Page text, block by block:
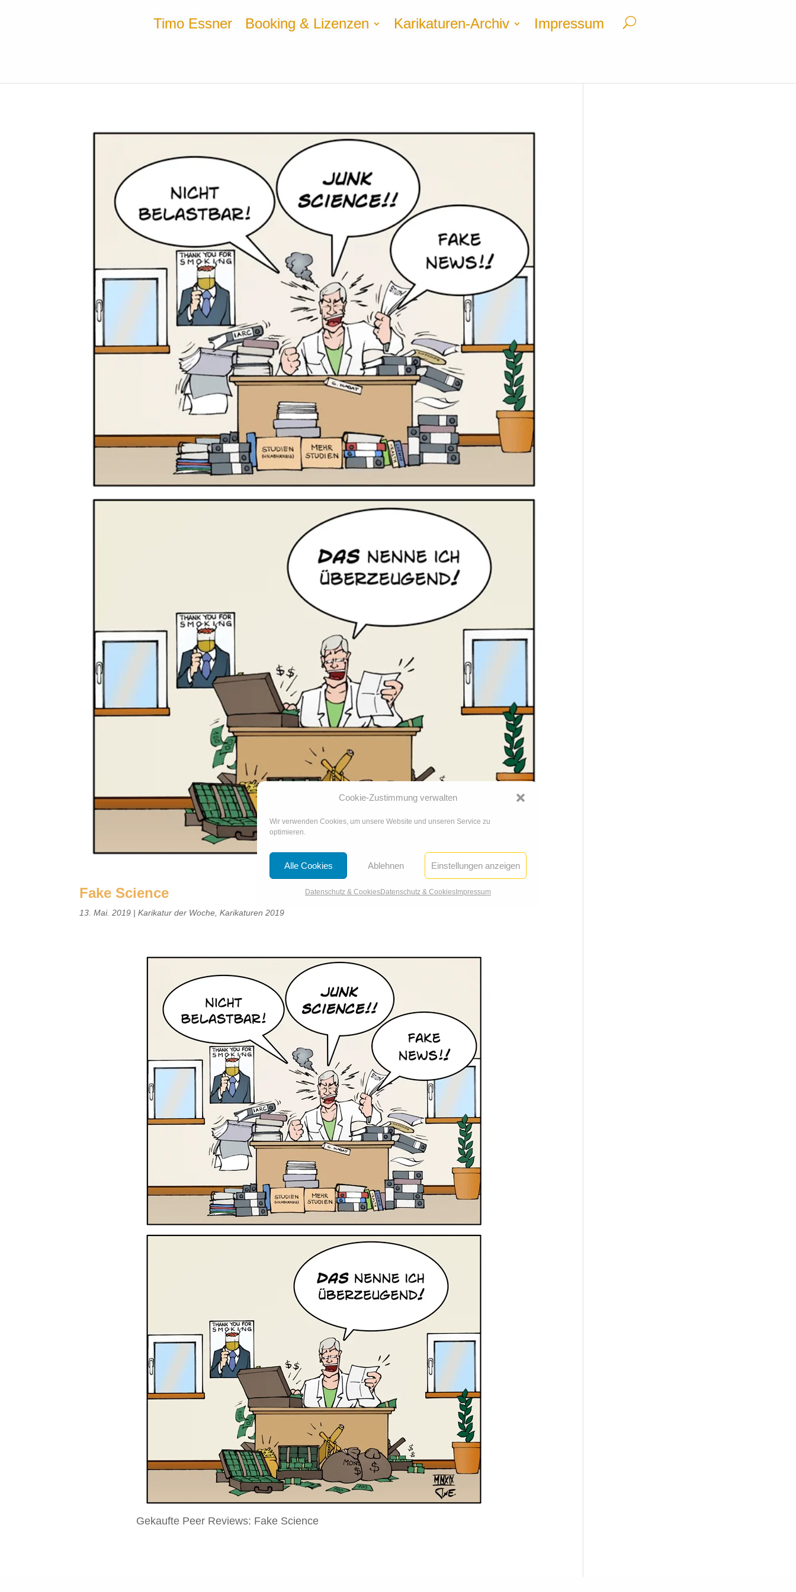
Cookie-Zustimmung verwalten
Wir verwenden Cookies, um unsere Website und unseren Service zu
optimieren.
Alle Cookies Ablehnen Einstellungen anzeigen
Datenschutz & CookiesDatenschutz & Cookies Impressum
Timo Essner Booking & Lizenzen Karikaturen-Archiv Impressum
Fake Science
13. Mai. 2019 |Karikatur der Woche ,Karikaturen 2019
Gekaufte Peer Reviews: Fake Science